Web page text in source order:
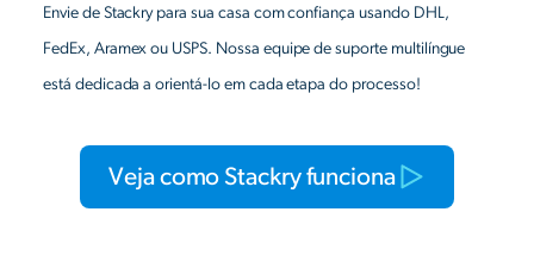
Envie de Stackry para sua casa com confiança usando DHL,
FedEx, Aramex ou USPS. Nossa equipe de suporte multilíngue
está dedicada a orientá-lo em cada etapa do processo!
Veja como Stackry funciona